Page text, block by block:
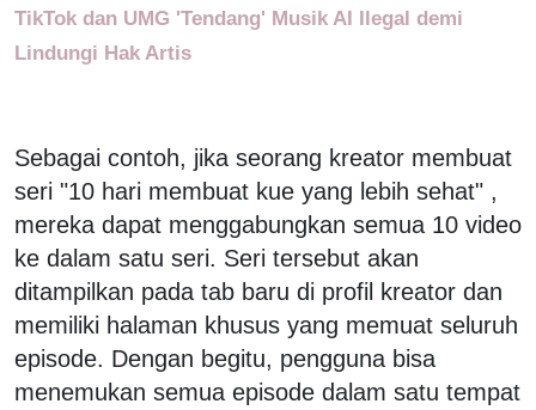
TikTok dan UMG 'Tendang' Musik AI Ilegal demi
Lindungi Hak Artis
Sebagai contoh, jika seorang kreator membuat
seri "10 hari membuat kue yang lebih sehat" ,
mereka dapat menggabungkan semua 10 video
ke dalam satu seri. Seri tersebut akan
ditampilkan pada tab baru di profil kreator dan
memiliki halaman khusus yang memuat seluruh
episode. Dengan begitu, pengguna bisa
menemukan semua episode dalam satu tempat